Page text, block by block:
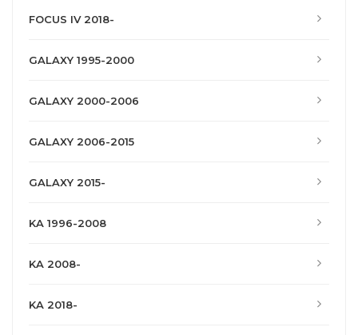
FOCUS IV 2018-
GALAXY 1995-2000
GALAXY 2000-2006
GALAXY 2006-2015
GALAXY 2015-
KA 1996-2008
KA 2008-
KA 2018-